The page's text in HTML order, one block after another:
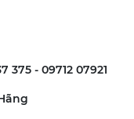
375 - 09712 07921